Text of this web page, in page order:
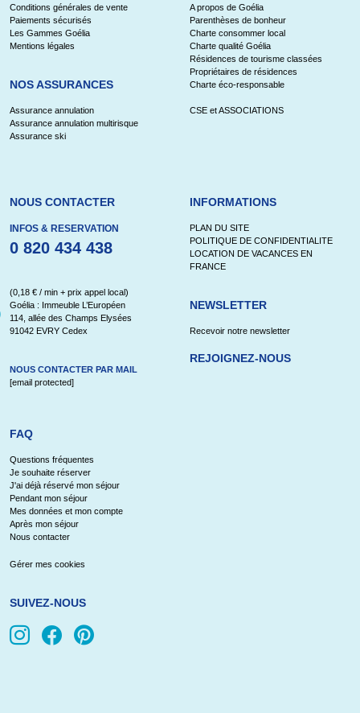
Conditions générales de vente
Paiements sécurisés
Les Gammes Goélia
Mentions légales
NOS ASSURANCES
Assurance annulation
Assurance annulation multirisque
Assurance ski
A propos de Goélia
Parenthèses de bonheur
Charte consommer local
Charte qualité Goélia
Résidences de tourisme classées
Propriétaires de résidences
Charte éco-responsable
CSE et ASSOCIATIONS
NOUS CONTACTER
INFOS & RESERVATION
0 820 434 438
(0,18 € / min + prix appel local)
Goélia : Immeuble L’Européen
114, allée des Champs Elysées
91042 EVRY Cedex
NOUS CONTACTER PAR MAIL
[email protected]
INFORMATIONS
PLAN DU SITE
POLITIQUE DE CONFIDENTIALITE
LOCATION DE VACANCES EN
FRANCE
NEWSLETTER
Recevoir notre newsletter
REJOIGNEZ-NOUS
FAQ
Questions fréquentes
Je souhaite réserver
J'ai déjà réservé mon séjour
Pendant mon séjour
Mes données et mon compte
Après mon séjour
Nous contacter
Gérer mes cookies
SUIVEZ-NOUS